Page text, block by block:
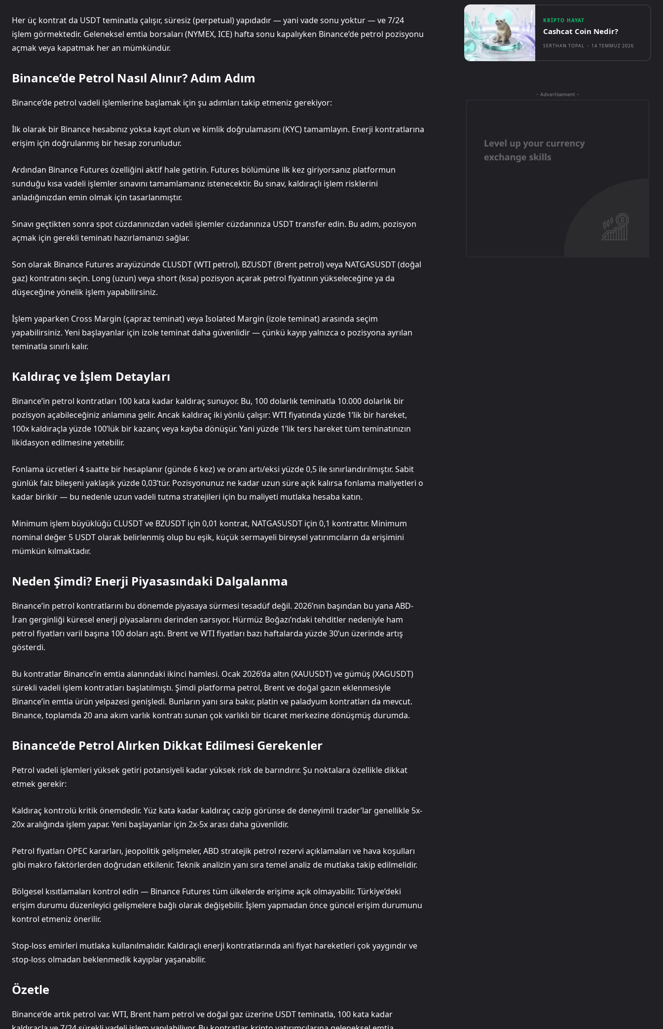
Her üç kontrat da USDT teminatla çalışır, süresiz (perpetual) yapıdadır — yani vade sonu yoktur — ve 7/24
işlem görmektedir. Geleneksel emtia borsaları (NYMEX, ICE) hafta sonu kapalıyken Binance’de petrol pozisyonu
açmak veya kapatmak her an mümkündür.
Binance’de Petrol Nasıl Alınır? Adım Adım
Binance’de petrol vadeli işlemlerine başlamak için şu adımları takip etmeniz gerekiyor:
İlk olarak bir Binance hesabınız yoksa kayıt olun ve kimlik doğrulamasını (KYC) tamamlayın. Enerji kontratlarına
erişim için doğrulanmış bir hesap zorunludur.
Ardından Binance Futures özelliğini aktif hale getirin. Futures bölümüne ilk kez giriyorsanız platformun
sunduğu kısa vadeli işlemler sınavını tamamlamanız istenecektir. Bu sınav, kaldıraçlı işlem risklerini
anladığınızdan emin olmak için tasarlanmıştır.
Sınavı geçtikten sonra spot cüzdanınızdan vadeli işlemler cüzdanınıza USDT transfer edin. Bu adım, pozisyon
açmak için gerekli teminatı hazırlamanızı sağlar.
Son olarak Binance Futures arayüzünde CLUSDT (WTI petrol), BZUSDT (Brent petrol) veya NATGASUSDT (doğal
gaz) kontratını seçin. Long (uzun) veya short (kısa) pozisyon açarak petrol fiyatının yükseleceğine ya da
düşeceğine yönelik işlem yapabilirsiniz.
İşlem yaparken Cross Margin (çapraz teminat) veya Isolated Margin (izole teminat) arasında seçim
yapabilirsiniz. Yeni başlayanlar için izole teminat daha güvenlidir — çünkü kayıp yalnızca o pozisyona ayrılan
teminatla sınırlı kalır.
Kaldıraç ve İşlem Detayları
Binance’in petrol kontratları 100 kata kadar kaldıraç sunuyor. Bu, 100 dolarlık teminatla 10.000 dolarlık bir
pozisyon açabileceğiniz anlamına gelir. Ancak kaldıraç iki yönlü çalışır: WTI fiyatında yüzde 1’lik bir hareket,
100x kaldıraçla yüzde 100’lük bir kazanç veya kayba dönüşür. Yani yüzde 1’lik ters hareket tüm teminatınızın
likidasyon edilmesine yetebilir.
Fonlama ücretleri 4 saatte bir hesaplanır (günde 6 kez) ve oranı artı/eksi yüzde 0,5 ile sınırlandırılmıştır. Sabit
günlük faiz bileşeni yaklaşık yüzde 0,03’tür. Pozisyonunuz ne kadar uzun süre açık kalırsa fonlama maliyetleri o
kadar birikir — bu nedenle uzun vadeli tutma stratejileri için bu maliyeti mutlaka hesaba katın.
Minimum işlem büyüklüğü CLUSDT ve BZUSDT için 0,01 kontrat, NATGASUSDT için 0,1 kontrattır. Minimum
nominal değer 5 USDT olarak belirlenmiş olup bu eşik, küçük sermayeli bireysel yatırımcıların da erişimini
mümkün kılmaktadır.
Neden Şimdi? Enerji Piyasasındaki Dalgalanma
Binance’in petrol kontratlarını bu dönemde piyasaya sürmesi tesadüf değil. 2026’nın başından bu yana ABD-
İran gerginliği küresel enerji piyasalarını derinden sarsıyor. Hürmüz Boğazı’ndaki tehditler nedeniyle ham
petrol fiyatları varil başına 100 doları aştı. Brent ve WTI fiyatları bazı haftalarda yüzde 30’un üzerinde artış
gösterdi.
Bu kontratlar Binance’in emtia alanındaki ikinci hamlesi. Ocak 2026’da altın (XAUUSDT) ve gümüş (XAGUSDT)
sürekli vadeli işlem kontratları başlatılmıştı. Şimdi platforma petrol, Brent ve doğal gazın eklenmesiyle
Binance’in emtia ürün yelpazesi genişledi. Bunların yanı sıra bakır, platin ve paladyum kontratları da mevcut.
Binance, toplamda 20 ana akım varlık kontratı sunan çok varlıklı bir ticaret merkezine dönüşmüş durumda.
Binance’de Petrol Alırken Dikkat Edilmesi Gerekenler
Petrol vadeli işlemleri yüksek getiri potansiyeli kadar yüksek risk de barındırır. Şu noktalara özellikle dikkat
etmek gerekir:
Kaldıraç kontrolü kritik önemdedir. Yüz kata kadar kaldıraç cazip görünse de deneyimli trader’lar genellikle 5x-
20x aralığında işlem yapar. Yeni başlayanlar için 2x-5x arası daha güvenlidir.
Petrol fiyatları OPEC kararları, jeopolitik gelişmeler, ABD stratejik petrol rezervi açıklamaları ve hava koşulları
gibi makro faktörlerden doğrudan etkilenir. Teknik analizin yanı sıra temel analiz de mutlaka takip edilmelidir.
Bölgesel kısıtlamaları kontrol edin — Binance Futures tüm ülkelerde erişime açık olmayabilir. Türkiye’deki
erişim durumu düzenleyici gelişmelere bağlı olarak değişebilir. İşlem yapmadan önce güncel erişim durumunu
kontrol etmeniz önerilir.
Stop-loss emirleri mutlaka kullanılmalıdır. Kaldıraçlı enerji kontratlarında ani fiyat hareketleri çok yaygındır ve
stop-loss olmadan beklenmedik kayıplar yaşanabilir.
Özetle
Binance’de artık petrol var. WTI, Brent ham petrol ve doğal gaz üzerine USDT teminatla, 100 kata kadar
KRIPTO HAYAT
Cashcat Coin Nedir?
SERTHAN TOPAL - 14 TEMMUZ 2026
- Advertisement -